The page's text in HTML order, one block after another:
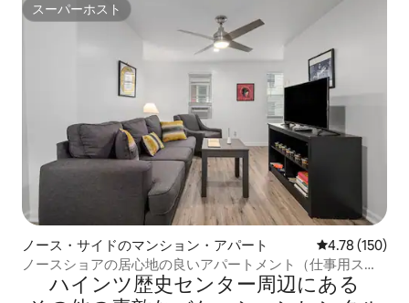
スーパーホスト
スーパーホスト
ノース・サイドのマンション・アパート レビュー150
4.78 (150)
ノースショアの居心地の良いアパートメント（仕事用スペ
ースと駐車場付き）
ハインツ歴史センター⁠周⁠辺⁠に⁠あ⁠る